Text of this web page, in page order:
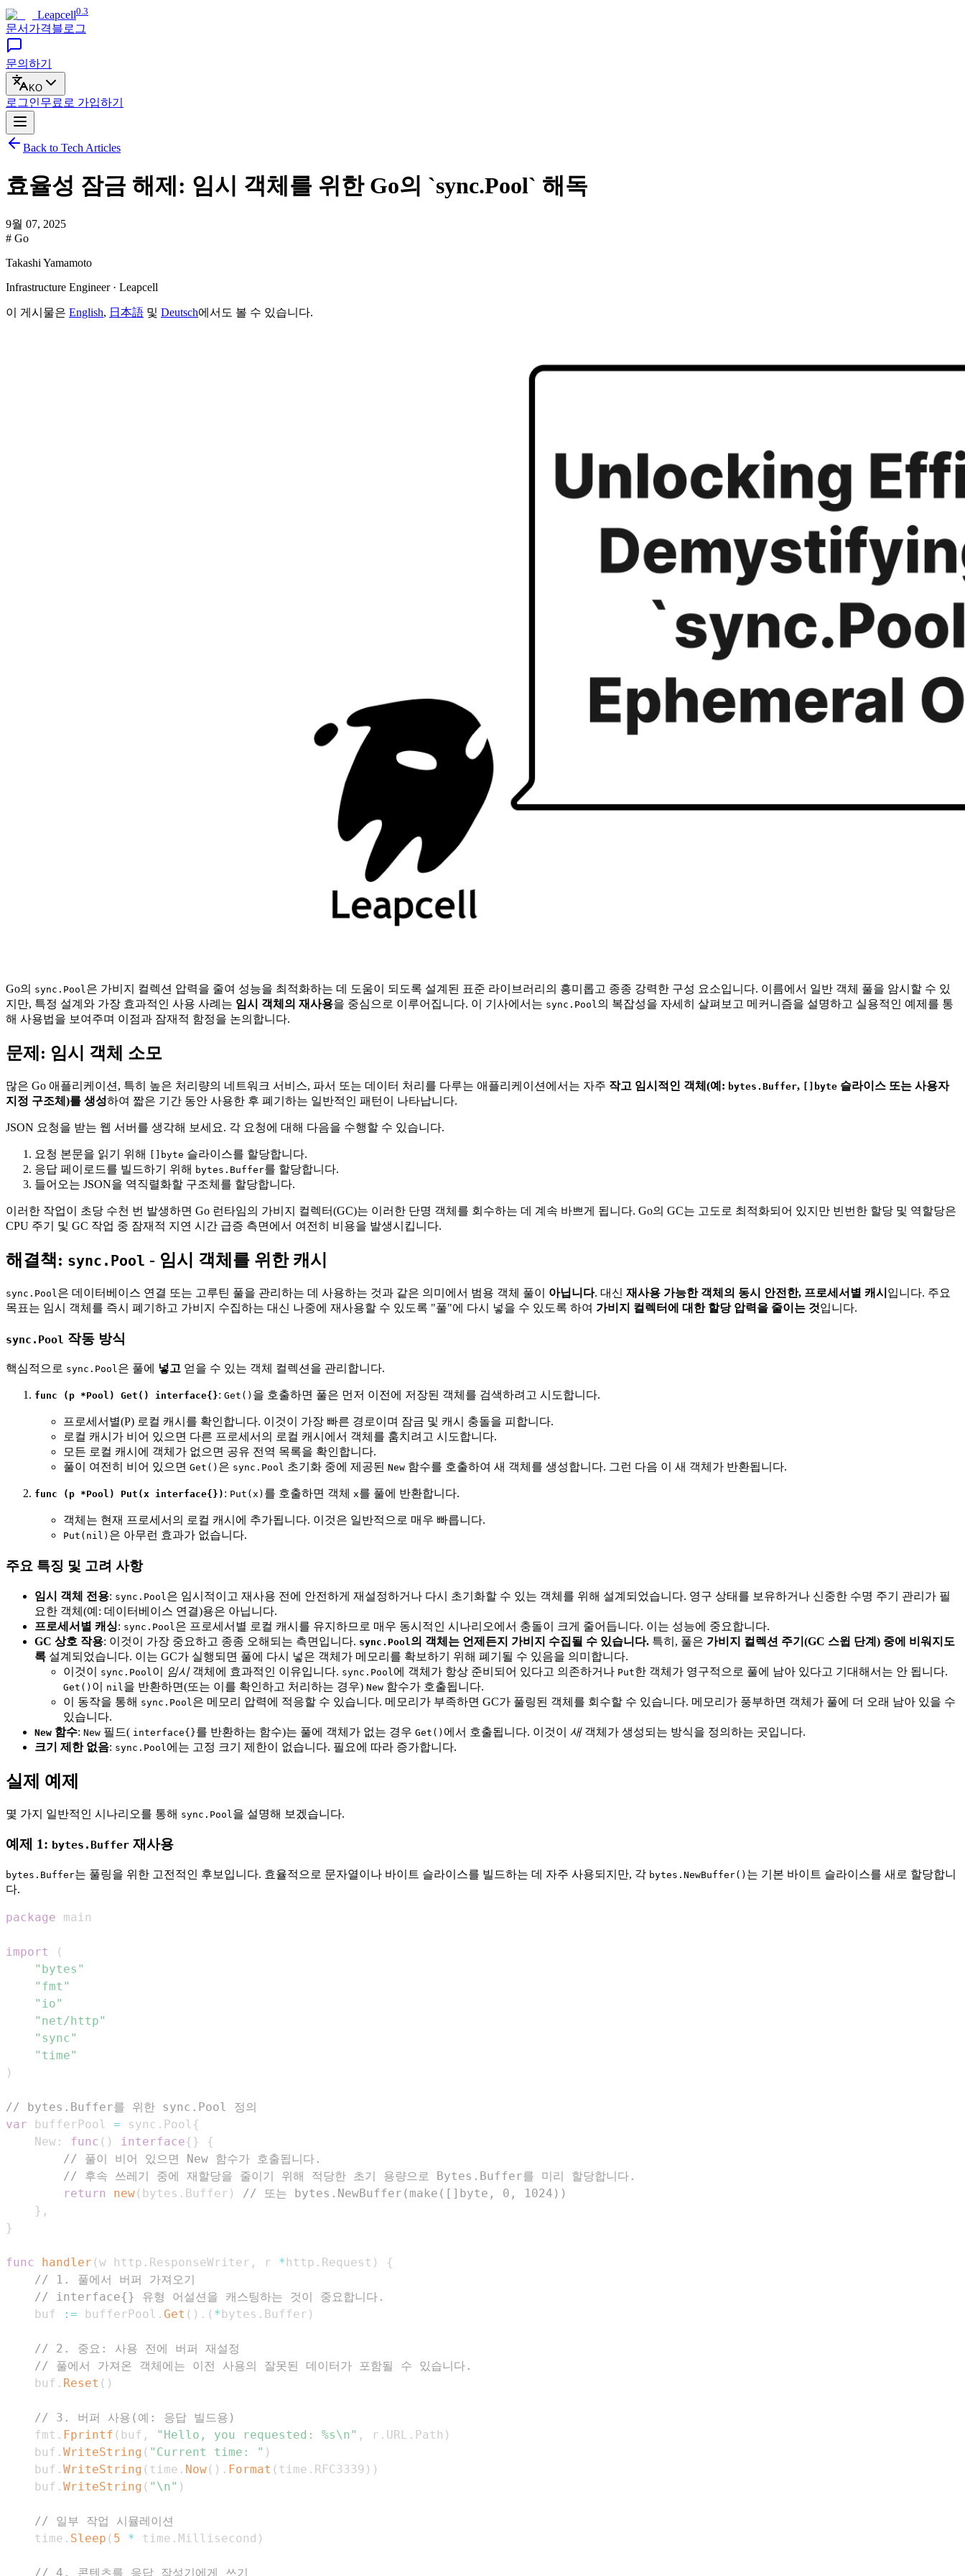
Leapcell0.3
문서 가격블로그
문의하기
KO
로그인무료로 가입하기
Back to Tech Articles
효율성 잠금 해제: 임시 객체를 위한 Go의 `sync.Pool` 해독
9월 07, 2025
# Go
Takashi Yamamoto
Infrastructure Engineer · Leapcell
이 게시물은 English, 日本語 및 Deutsch에서도 볼 수 있습니다.
Go의 sync.Pool은 가비지 컬렉션 압력을 줄여 성능을 최적화하는 데 도움이 되도록 설계된 표준 라이브러리의 흥미롭고 종종 강력한 구성 요소입니다. 이름에서 일반 객체 풀을 암시할 수 있
지만, 특정 설계와 가장 효과적인 사용 사례는 임시 객체의 재사용을 중심으로 이루어집니다. 이 기사에서는 sync.Pool의 복잡성을 자세히 살펴보고 메커니즘을 설명하고 실용적인 예제를 통
해 사용법을 보여주며 이점과 잠재적 함정을 논의합니다.
문제: 임시 객체 소모
많은 Go 애플리케이션, 특히 높은 처리량의 네트워크 서비스, 파서 또는 데이터 처리를 다루는 애플리케이션에서는 자주 작고 임시적인 객체(예: bytes.Buffer, []byte 슬라이스 또는 사용자
지정 구조체)를 생성하여 짧은 기간 동안 사용한 후 폐기하는 일반적인 패턴이 나타납니다.
JSON 요청을 받는 웹 서버를 생각해 보세요. 각 요청에 대해 다음을 수행할 수 있습니다.
요청 본문을 읽기 위해 []byte 슬라이스를 할당합니다.
응답 페이로드를 빌드하기 위해 bytes.Buffer를 할당합니다.
들어오는 JSON을 역직렬화할 구조체를 할당합니다.
이러한 작업이 초당 수천 번 발생하면 Go 런타임의 가비지 컬렉터(GC)는 이러한 단명 객체를 회수하는 데 계속 바쁘게 됩니다. Go의 GC는 고도로 최적화되어 있지만 빈번한 할당 및 역할당은
CPU 주기 및 GC 작업 중 잠재적 지연 시간 급증 측면에서 여전히 비용을 발생시킵니다.
해결책: sync.Pool - 임시 객체를 위한 캐시
sync.Pool 은 데이터베이스 연결 또는 고루틴 풀을 관리하는 데 사용하는 것과 같은 의미에서 범용 객체 풀이 아닙니다. 대신 재사용 가능한 객체의 동시 안전한, 프로세서별 캐시 입니다. 주요
목표는 임시 객체를 즉시 폐기하고 가비지 수집하는 대신 나중에 재사용할 수 있도록 "풀"에 다시 넣을 수 있도록 하여 가비지 컬렉터에 대한 할당 압력을 줄이는 것입니다.
sync.Pool 작동 방식
핵심적으로 sync.Pool은 풀에 넣고 얻을 수 있는 객체 컬렉션을 관리합니다.
func (p *Pool) Get() interface{}: Get() 을 호출하면 풀은 먼저 이전에 저장된 객체를 검색하려고 시도합니다.
프로세서별(P) 로컬 캐시를 확인합니다. 이것이 가장 빠른 경로이며 잠금 및 캐시 충돌을 피합니다.
로컬 캐시가 비어 있으면 다른 프로세서의 로컬 캐시에서 객체를 훔치려고 시도합니다.
모든 로컬 캐시에 객체가 없으면 공유 전역 목록을 확인합니다.
풀이 여전히 비어 있으면 Get() 은 sync.Pool 초기화 중에 제공된 New 함수를 호출하여 새 객체를 생성합니다. 그런 다음 이 새 객체가 반환됩니다.
func (p *Pool) Put(x interface{}) : Put(x) 를 호출하면 객체 x를 풀에 반환합니다.
객체는 현재 프로세서의 로컬 캐시에 추가됩니다. 이것은 일반적으로 매우 빠릅니다.
Put(nil) 은 아무런 효과가 없습니다.
주요 특징 및 고려 사항
임시 객체 전용: sync.Pool 은 임시적이고 재사용 전에 안전하게 재설정하거나 다시 초기화할 수 있는 객체를 위해 설계되었습니다. 영구 상태를 보유하거나 신중한 수명 주기 관리가 필
요한 객체(예: 데이터베이스 연결)용은 아닙니다.
프로세서별 캐싱: sync.Pool 은 프로세서별 로컬 캐시를 유지하므로 매우 동시적인 시나리오에서 충돌이 크게 줄어듭니다. 이는 성능에 중요합니다.
GC 상호 작용: 이것이 가장 중요하고 종종 오해되는 측면입니다. sync.Pool 의 객체는 언제든지 가비지 수집될 수 있습니다. 특히, 풀은 가비지 컬렉션 주기(GC 스윕 단계) 중에 비워지도
록 설계되었습니다. 이는 GC가 실행되면 풀에 다시 넣은 객체가 메모리를 확보하기 위해 폐기될 수 있음을 의미합니다.
이것이
sync.Pool 이 임시객체에 효과적인 이유입니다. sync.Pool 에 객체가 항상 준비되어 있다고 의존하거나 Put한 객체가 영구적으로 풀에 남아 있다고 기대해서는 안 됩니다.
Get() 이 nil 을 반환하면(또는 이를 확인하고 처리하는 경우) New 함수가 호출됩니다.
이 동작을 통해 sync.Pool 은 메모리 압력에 적응할 수 있습니다. 메모리가 부족하면 GC가 풀링된 객체를 회수할 수 있습니다. 메모리가 풍부하면 객체가 풀에 더 오래 남아 있을 수
있습니다.
New 함수: New 필드( interface{}를 반환하는 함수)는 풀에 객체가 없는 경우 Get() 에서 호출됩니다. 이것이 새객체가 생성되는 방식을 정의하는 곳입니다.
크기 제한 없음: sync.Pool 에는 고정 크기 제한이 없습니다. 필요에 따라 증가합니다.
실제 예제
몇 가지 일반적인 시나리오를 통해 sync.Pool 을 설명해 보겠습니다.
예제 1: bytes.Buffer 재사용
bytes.Buffer는 풀링을 위한 고전적인 후보입니다. 효율적으로 문자열이나 바이트 슬라이스를 빌드하는 데 자주 사용되지만, 각 bytes.NewBuffer() 는 기본 바이트 슬라이스를 새로 할당합니
다.
package
import
(
"bytes"
"fmt"
"io"
"net/http"
"sync"
"time"
)
// bytes.Buffer를 위한 sync.Pool 정의
var bufferPool = sync . Pool {
	New
: func ( ) interface{ }
{
// 풀이 비어 있으면 New 함수가 호출됩니다.
// 후속 쓰레기 중에 재할당을 줄이기 위해 적당한 초기 용량으로 Bytes.Buffer를 미리 할당합니다.
return
new( bytes . Buffer )
// 또는 bytes.NewBuffer(make([]byte, 0, 1024))
} ,
}
func handler (w http . ResponseWriter , r *http . Request )
{
// 1. 풀에서 버퍼 가져오기
// interface{} 유형 어설션을 캐스팅하는 것이 중요합니다.
	buf
:= bufferPool . Get ( ) . ( *bytes . Buffer )
// 2. 중요: 사용 전에 버퍼 재설정
// 풀에서 가져온 객체에는 이전 사용의 잘못된 데이터가 포함될 수 있습니다.
	buf
. Reset ( )
// 3. 버퍼 사용(예: 응답 빌드용)
	fmt
. Fprintf ( buf , "Hello, you requested: %s\n" , r . URL . Path )
	buf
. WriteString ( "Current time: " )
	buf
. WriteString ( time . Now( ) . Format ( time . RFC3339 ) )
	buf
. WriteString ( "\n" )
// 일부 작업 시뮬레이션
	time
. Sleep ( 5 * time . Millisecond )
// 4. 콘텐츠를 응답 작성기에게 쓰기